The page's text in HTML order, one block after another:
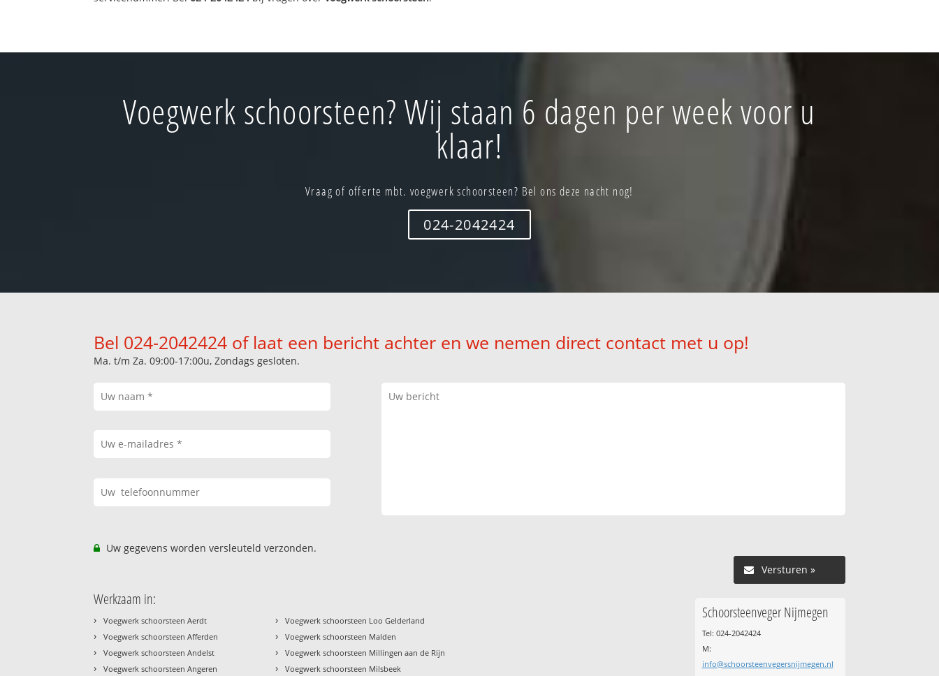
Voegwerk schoorsteen? Wij staan 6 dagen per week voor u
klaar!
Vraag of offerte mbt. voegwerk schoorsteen? Bel ons deze nacht nog!
024-2042424
Bel 024-2042424 of laat een bericht achter en we nemen direct contact met u op!
Ma. t/m Za. 09:00-17:00u, Zondags gesloten.
Uw gegevens worden versleuteld verzonden.
Versturen »
Werkzaam in:
› Voegwerk schoorsteen Aerdt
› Voegwerk schoorsteen Afferden
› Voegwerk schoorsteen Andelst
› Voegwerk schoorsteen Angeren
› Voegwerk schoorsteen Loo Gelderland
› Voegwerk schoorsteen Malden
› Voegwerk schoorsteen Millingen aan de Rijn
› Voegwerk schoorsteen Milsbeek
Schoorsteenveger Nijmegen
Tel: 024-2042424
M:
info@schoorsteenvegersnijmegen.nl